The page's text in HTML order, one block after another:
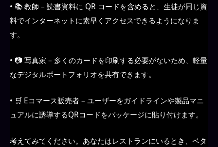
• 📚 教師 – 読書資料に QR コードを含めると、生徒が同じ資
料でインターネットに素早くアクセスできるようになりま
す。
• 📷 写真家 – 多くのカードを印刷する必要がないため、軽量
なデジタルポートフォリオを共有できます。
• 🛒 Eコマース販売者 – ユーザーをガイドラインや製品マニ
ュアルに誘導するQRコードをパッケージに貼り付けます。
考えてみてください。あなたはレストランにいるとき、ベタ